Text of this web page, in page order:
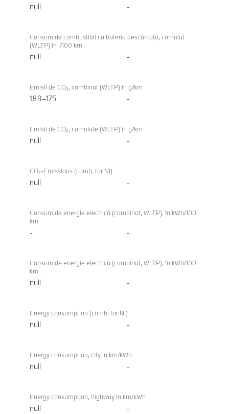
null -
Consum de combustibil cu bateria descărcată, cumulat
(WLTP) în l/100 km
null -
Emisii de CO₂, combinat (WLTP) în g/km
189–175 -
Emisii de CO₂, cumulate (WLTP) în g/km
null -
CO₂-Emissions (comb. for NI)
null -
Consum de energie electrică (combinat, WLTP), în kWh/100
km
- -
Consum de energie electrică (combinat, WLTP), în kWh/100
km
null -
Energy consumption (comb. for NI)
null -
Energy consumption, city in km/kWh
null -
Energy consumption, highway in km/kWh
null -